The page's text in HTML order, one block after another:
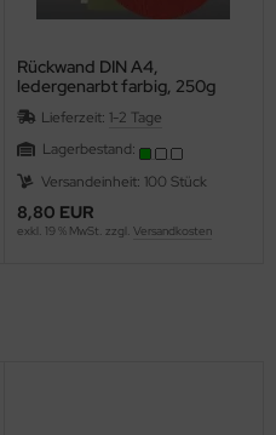
Rückwand DIN A4,
ledergenarbt farbig, 250g
Lieferzeit: 1-2 Tage
Lagerbestand:
Versandeinheit: 100 Stück
8,80 EUR
exkl. 19 % MwSt. zzgl. Versandkosten